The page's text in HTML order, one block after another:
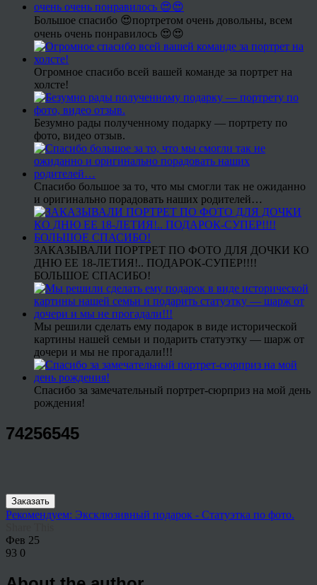
Большое спасибо 😍портретом очень довольны, всем
очень очень понравилось 😍😍
Огромное спасибо всей вашей команде за портрет на
холсте!
Безумно рады полученному подарку — портрету по
фото, видео отзыв.
Спасибо большое за то, что мы смогли так не ожиданно
и оригинально порадовать наших родителей…
ЗАКАЗЫВАЛИ ПОРТРЕТ ПО ФОТО ДЛЯ ДОЧКИ КО
ДНЮ ЕЕ 18-ЛЕТИЯ!.. ПОДАРОК-СУПЕР!!!!
БОЛЬШОЕ СПАСИБО!
Мы решили сделать ему подарок в виде исторической
картины нашей семьи и подарить статуэтку — шарж от
дочери и мы не прогадали!!!
Спасибо за замечательный портрет-сюрприз на мой день
рождения!
74256545
Заказать
Рекомендуем: Эксклюзивный подарок - Статуэтка по фото.
Фев 25
93 0